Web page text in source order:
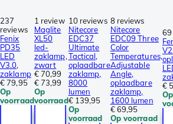
237
reviews
Fenix
PD35
LED
V3.0,
zaklamp
€ 79,95
Op
voorraad
1 review
Maglite
XL50
led-
zaklamp,
zwart
€ 70,99
€ 73,99
Op
voorraad
10 reviews
Nitecore
EDC37
Ultimate
Tactical,
oplaadbare
zaklamp,
8000
lumen
€ 139,95
Op
voorraad
8 reviews
Nitecore
EDC09 Three
Color
Temperatures,
Adjustable
Angle,
oplaadbare
zaklamp,
1600 lumen
€ 69,95
Op voorraad
69
€
Op